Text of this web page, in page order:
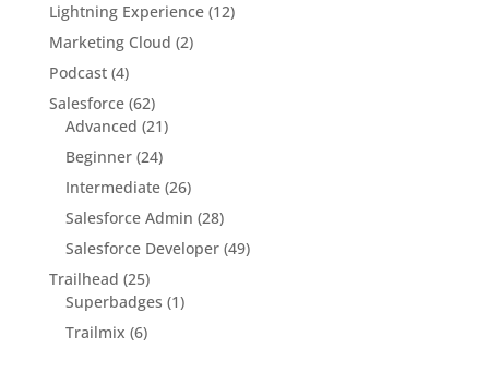
Lightning Experience(12)
Marketing Cloud (2)
Podcast(4)
Salesforce(62)
Advanced (21)
Beginner(24)
Intermediate(26)
Salesforce Admin (28)
Salesforce Developer(49)
Trailhead (25)
Superbadges (1)
Trailmix (6)